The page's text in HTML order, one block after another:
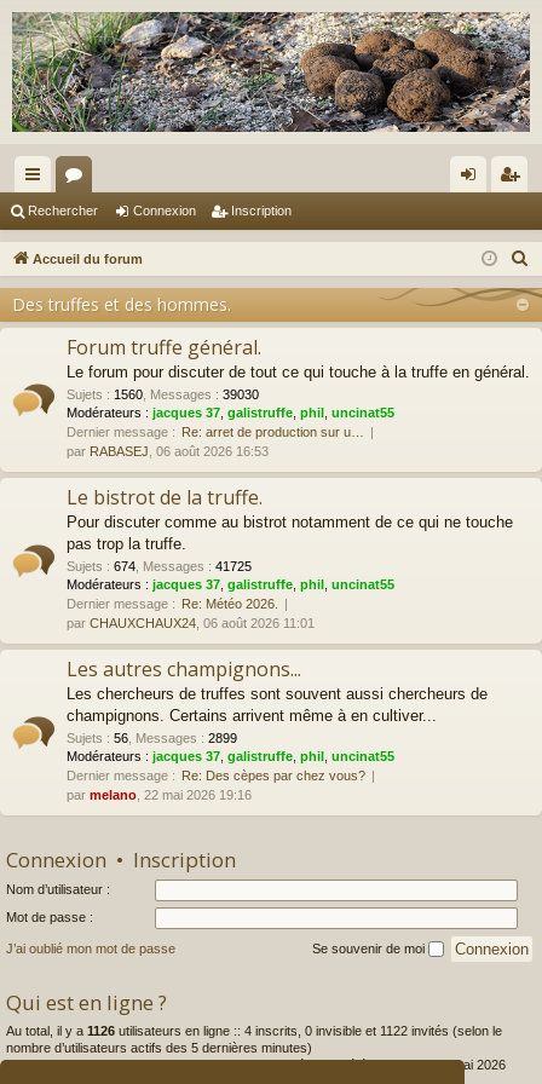
ac
co
ci
or
u
s
ne
on
cri
on
Rechercher Connexion Inscription
Accueil du forum
e
e
Des truffes et des hommes.
Forum truffe général.
Le forum pour discuter de tout ce qui touche à la truffe en général.
Sujets : 1560, Messages : 39030
Modérateurs : jacques 37, galistruffe, phil , uncinat55
Dernier message :
Re: arret de production sur u…
par RABASEJ, 06 août 2026 16:53
Le bistrot de la truffe.
Pour discuter comme au bistrot notamment de ce qui ne touche
pas trop la truffe.
Sujets : 674, Messages : 41725
Modérateurs : jacques 37, galistruffe, phil , uncinat55
Dernier message :
Re: Météo 2026.
par CHAUXCHAUX24, 06 août 2026 11:01
Les autres champignons...
Les chercheurs de truffes sont souvent aussi chercheurs de
champignons. Certains arrivent même à en cultiver...
Sujets : 56, Messages : 2899
Modérateurs : jacques 37, galistruffe, phil , uncinat55
Dernier message :
Re: Des cèpes par chez vous?
par melano, 22 mai 2026 19:16
Connexion • Inscription
Nom d’utilisateur :
Mot de passe :
J’ai oublié mon mot de passe Se souvenir de moi
Qui est en ligne ?
Au total, il y a 1126 utilisateurs en ligne :: 4 inscrits, 0 invisible et 1122 invités (selon le
nombre d’utilisateurs actifs des 5 dernières minutes)
Le nombre maximal d’utilisateurs en ligne simultanément a été de4566le 04 mai 2026